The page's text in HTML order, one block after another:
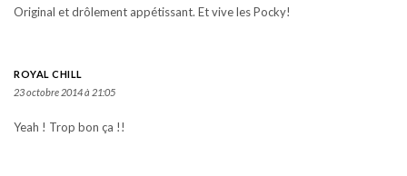
Original et drôlement appétissant. Et vive les Pocky!
ROYAL CHILL
23 octobre 2014 à 21:05
Yeah ! Trop bon ça !!